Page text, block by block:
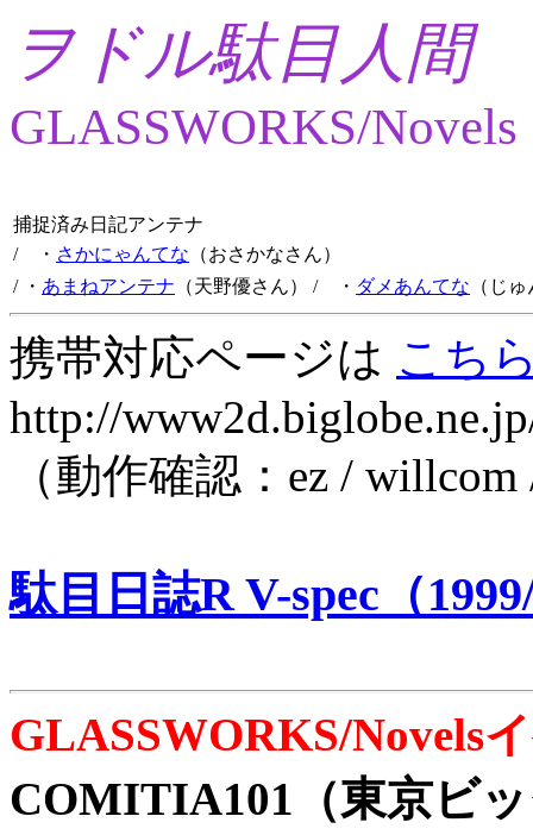
ヲドル駄目人間
GLASSWORKS/Novels
捕捉済み日記アンテナ
/ ・ さかにゃんてな （おさかなさん）
/ ・ あまねアンテナ （天野優さん） / ・ ダメあんてな （じ
携帯対応ページは こち
http://
（動作確認：ez /
駄目日誌R V-spec（
GLASSWORKS/Novels
COMITIA101（東京ビ